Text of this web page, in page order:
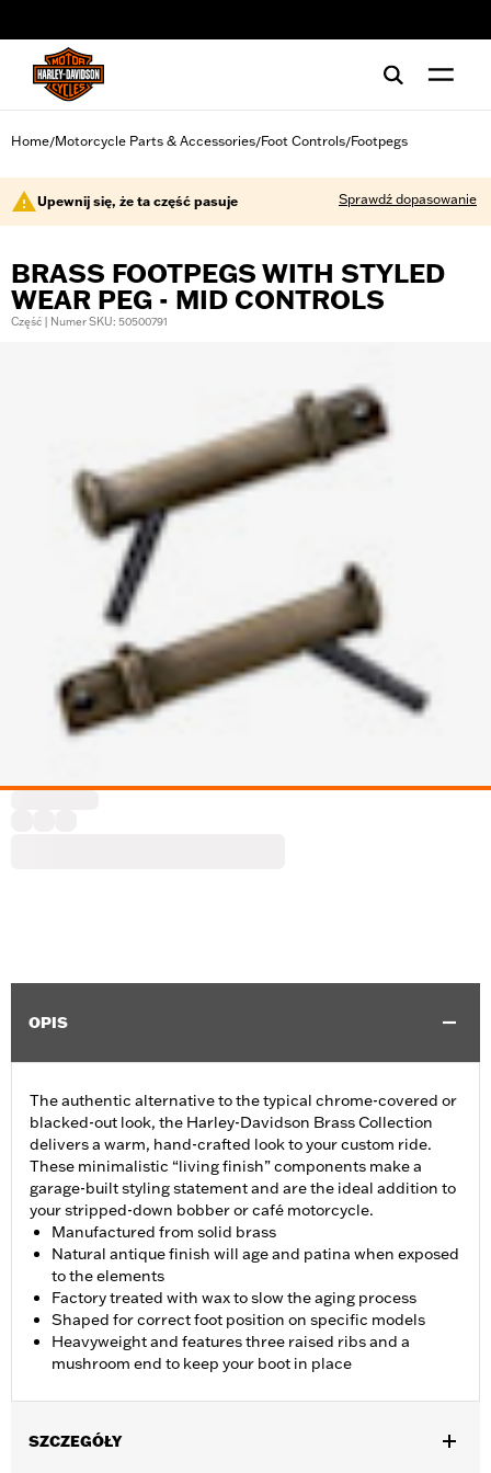
Home/Motorcycle Parts & Accessories/Foot Controls/Footpegs
Upewnij się, że ta część pasuje Sprawdź dopasowanie
BRASS FOOTPEGS WITH STYLED
WEAR PEG - MID CONTROLS
Część | Numer SKU: 50500791
OPIS
The authentic alternative to the typical chrome-covered or
blacked-out look, the Harley-Davidson Brass Collection
delivers a warm, hand-crafted look to your custom ride.
These minimalistic “living finish” components make a
garage-built styling statement and are the ideal addition to
your stripped-down bobber or café motorcycle.
Manufactured from solid brass
Natural antique finish will age and patina when exposed
to the elements
Factory treated with wax to slow the aging process
Shaped for correct foot position on specific models
Heavyweight and features three raised ribs and a
mushroom end to keep your boot in place
SZCZEGÓŁY